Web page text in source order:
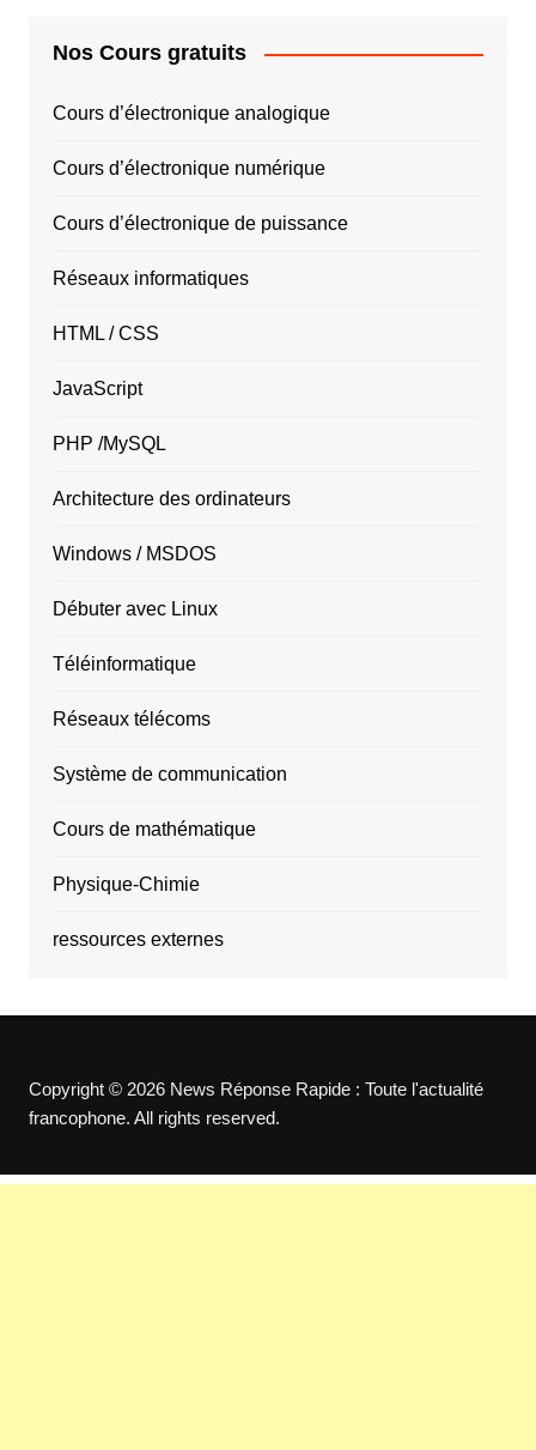
Nos Cours gratuits
Cours d’électronique analogique
Cours d’électronique numérique
Cours d’électronique de puissance
Réseaux informatiques
HTML / CSS
JavaScript
PHP /MySQL
Architecture des ordinateurs
Windows / MSDOS
Débuter avec Linux
Téléinformatique
Réseaux télécoms
Système de communication
Cours de mathématique
Physique-Chimie
ressources externes
Copyright © 2026 News Réponse Rapide : Toute l'actualité
francophone. All rights reserved.